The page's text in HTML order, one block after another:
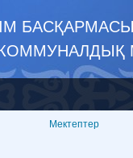
Мектептер